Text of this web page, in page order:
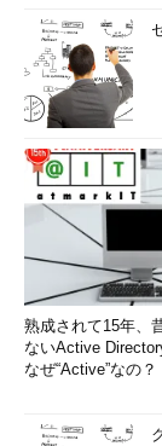
熟成されて15年、
ないActive
なぜ“Active”なの？